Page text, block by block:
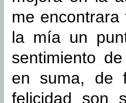
me
la mía un
sentimiento
en suma, de
felicidad son